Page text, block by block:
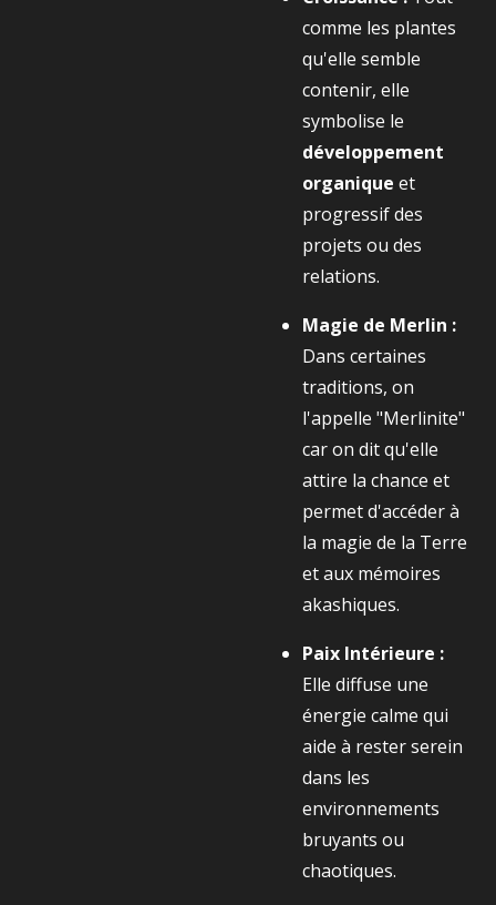
comme les plantes
qu'elle semble
contenir, elle
symbolise le
développement
organique et
progressif des
projets ou des
relations.
Magie de Merlin :
Dans certaines
traditions, on
l'appelle "Merlinite"
car on dit qu'elle
attire la chance et
permet d'accéder à
la magie de la Terre
et aux mémoires
akashiques.
Paix Intérieure :
Elle diffuse une
énergie calme qui
aide à rester serein
dans les
environnements
bruyants ou
chaotiques.